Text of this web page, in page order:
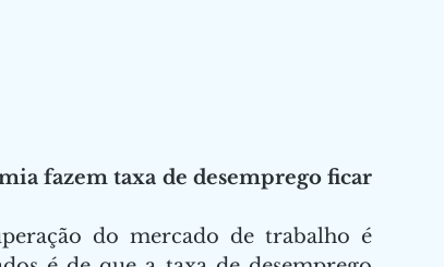
fazem taxa de desemprego ficar
do mercado de trabalho é